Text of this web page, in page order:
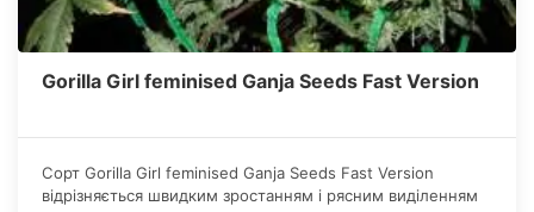
Gorilla Girl feminised Ganja Seeds Fast Version
Сорт Gorilla Girl feminised Ganja Seeds Fast Version
відрізняється швидким зростанням і рясним виділенням